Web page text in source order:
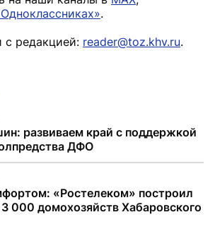
.
с редакцией: reader@toz.khv.ru.
развиваем край с поддержкой
ДФО
«Ростелеком» построил
000 домохозяйств Хабаровского